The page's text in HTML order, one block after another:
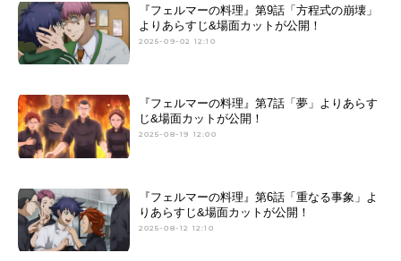
『フェルマーの料理』第9話「方程式の崩壊」
よりあらすじ&場面カットが公開！
2025-09-02 12:10
『フェルマーの料理』第7話「夢」よりあらす
じ&場面カットが公開！
2025-08-19 12:00
『フェルマーの料理』第6話「重なる事象」よ
りあらすじ&場面カットが公開！
2025-08-12 12:10